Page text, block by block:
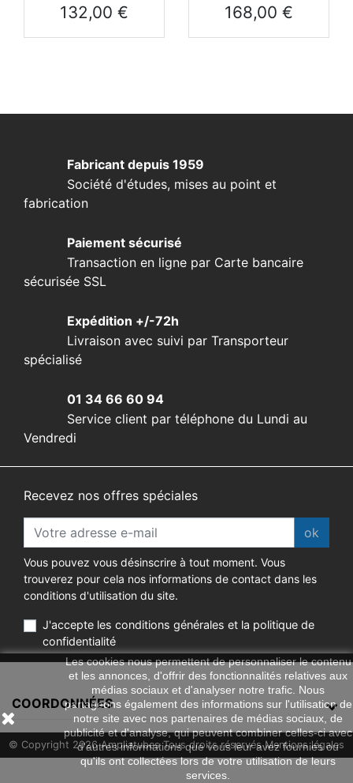
Prix
132,00 € Prix
168,00 €
Fabricant depuis 1959
Société d'études, mises au point et
fabrication
Paiement sécurisé
Transaction en ligne par Carte bancaire
sécurisée SSL
Expédition +/-72h
Livraison avec suivi par Transporteur
spécialisé
01 34 66 60 94
Service client par téléphone du Lundi au
Vendredi
Recevez nos offres spéciales
ok
Vous pouvez vous désinscrire à tout moment. Vous
trouverez pour cela nos informations de contact dans les
conditions d'utilisation du site.
J'accepte les conditions générales et la politique de
confidentialité
COORDONNÉES
Les cookies nous permettent de personnaliser le contenu
et les annonces, d'offrir des fonctionnalités relatives aux
médias sociaux et d'analyser notre trafic. Nous
partageons également des informations sur l'utilisation de
notre site avec nos partenaires de médias sociaux, de
publicité et d'analyse, qui peuvent combiner celles-ci avec
d'autres informations que vous leur avez fournies ou
qu'ils ont collectées lors de votre utilisation de leurs
services.
© Copyright 2026 Ampliatubes Tous droits réservésMentions légales